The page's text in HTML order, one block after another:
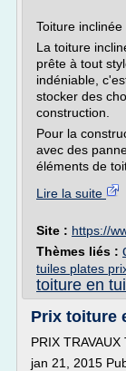
Toiture inclinée
La toiture
prête à tout
indéniable,
stocker des
construction.
Pour la
avec des
éléments de
Lire la suite
Site : https://
Thèmes liés :
tuiles plates
toiture en
Prix toiture
PRIX
jan 21, 2015